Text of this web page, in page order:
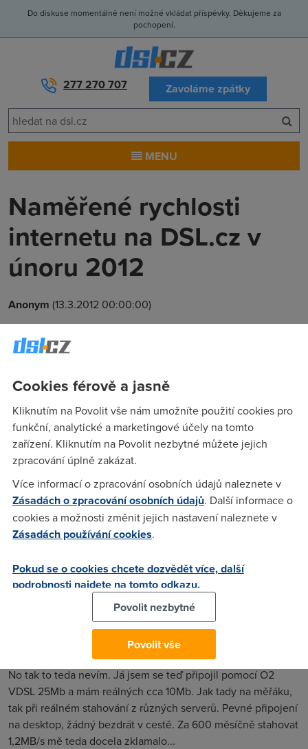
Do diskuse momentálně není možné vkládat příspěvky. Děkujeme za
pochopení.
277 270 707 Zavoláme zpátky
MENU
Naměřené rychlosti
internetu na DSL.cz v
únoru 2012
Anonym (13.3.2012 00:00:00)
Rychlosti 3G sítě Vodafonu dotahují T-Mobile. Zrychluje i
mobilní internet od O2 - 3G, GPRS/EDGE i CDMA. Po třech
UPC.
capo(13.3.2012 11:07:17)
Máte prosím někde dostupné detailnější statistiky, např. kolik
respondentů se měření účastnilo dle kategorií,
Jan(16.3.2012 08:26:24)
Me by zajimalo, jak je mozne, ze telefonica vdsl 25mbit ma v
jede na meraku pres 20mbitu a ve skutecnosti jeste vic.
Podle me to lidi bud blbe uvedou, nebo maj notebook a
(21.3.2012 20:35:18)
No tak to teda nevím. Já jsem se teď připojil pomocí O2
VDSL 25Mb a mám reálných cca 10Mb. Jak tady na měřáku,
tak při reálném stahování z různých serverů. Pevné připojení
na desktop, žádný bezdrát v cestě. Za 600 měsíčně stahovat
1,2MB/s mě teda docela zklamalo...
Cookies férově a jasně
Kliknutím na Povolit vše nám umožníte použití cookies pro
funkční, analytické a marketingové účely na tomto
zařízení. Kliknutím na Povolit nezbytné můžete jejich
zpracování úplně zakázat.
Více informací o zpracování osobních údajů naleznete v
Zásadách o zpracování osobních údajů. Další informace o
cookies a možnosti změnit jejich nastavení naleznete v
Zásadách používání cookies.
Pokud se o cookies chcete dozvědět více, další
podrobnosti najdete na tomto odkazu.
Povolit nezbytné
Povolit vše